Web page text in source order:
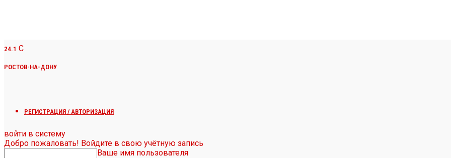
24.1 C
РОСТОВ-НА-ДОНУ
РЕГИСТРАЦИЯ / АВТОРИЗАЦИЯ
войти в систему
Добро пожаловать! Войдите в свою учётную запись
Ваше имя пользователя